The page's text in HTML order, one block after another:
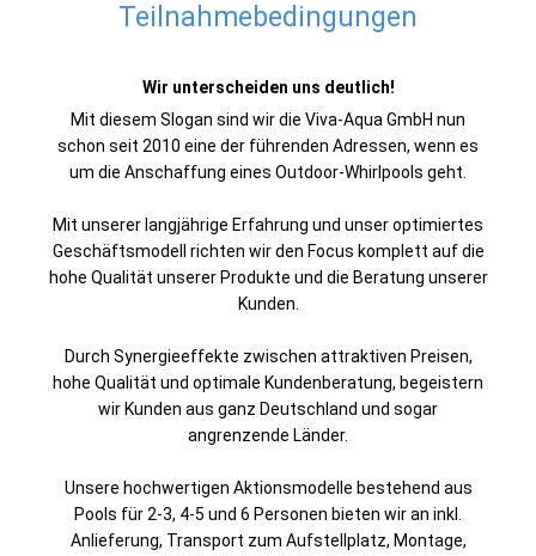
Teilnahmebedingungen
Wir unterscheiden uns deutlich!
Mit diesem Slogan sind wir die Viva-Aqua GmbH nun
schon seit 2010 eine der führenden Adressen, wenn es
um die Anschaffung eines Outdoor-Whirlpools geht.
Mit unserer langjährige Erfahrung und unser optimiertes
Geschäftsmodell richten wir den Focus komplett auf die
hohe Qualität unserer Produkte und die Beratung unserer
Kunden.
Durch Synergieeffekte zwischen attraktiven Preisen,
hohe Qualität und optimale Kundenberatung, begeistern
wir Kunden aus ganz Deutschland und sogar
angrenzende Länder.
Unsere hochwertigen Aktionsmodelle bestehend aus
Pools für 2-3, 4-5 und 6 Personen bieten wir an inkl.
Anlieferung, Transport zum Aufstellplatz, Montage,